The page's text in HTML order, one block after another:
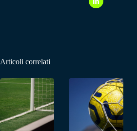
Articoli correlati